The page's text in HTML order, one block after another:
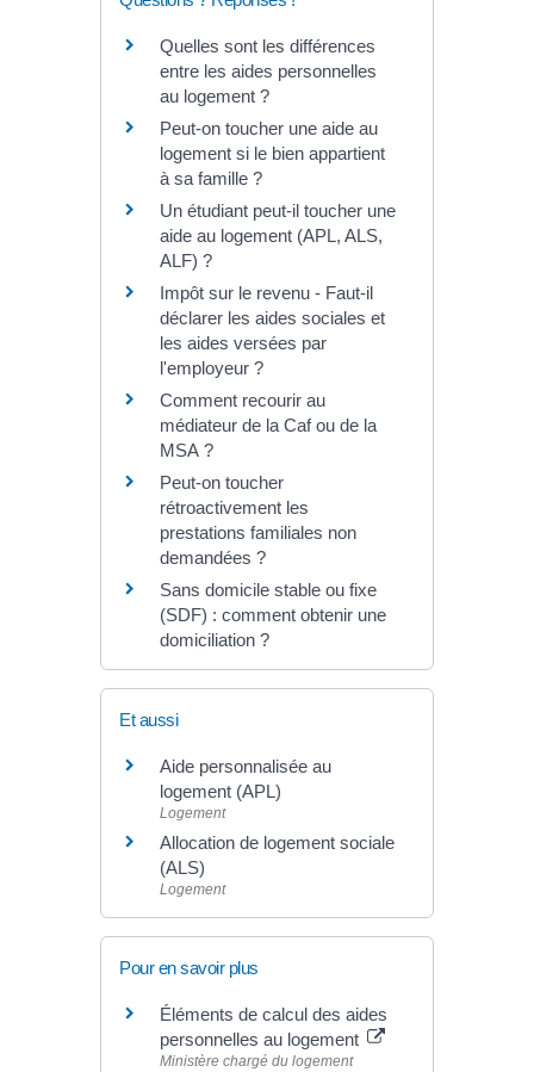
Quelles sont les différences
entre les aides personnelles
au logement ?
Peut-on toucher une aide au
logement si le bien appartient
à sa famille ?
Un étudiant peut-il toucher une
aide au logement (APL, ALS,
ALF) ?
Impôt sur le revenu - Faut-il
déclarer les aides sociales et
les aides versées par
l'employeur ?
Comment recourir au
médiateur de la Caf ou de la
MSA ?
Peut-on toucher
rétroactivement les
prestations familiales non
demandées ?
Sans domicile stable ou fixe
(SDF) : comment obtenir une
domiciliation ?
Et aussi
Aide personnalisée au
logement (APL)
Logement
Allocation de logement sociale
(ALS)
Logement
Pour en savoir plus
Éléments de calcul des aides
personnelles au logement
Ministère chargé du logement